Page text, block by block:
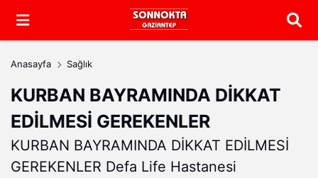
Arama
Anasayfa Sağlık
KURBAN BAYRAMINDA DİKKAT
EDİLMESİ GEREKENLER
KURBAN BAYRAMINDA DİKKAT EDİLMESİ
GEREKENLER Defa Life Hastanesi